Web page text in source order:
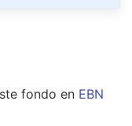
fondo en EBN